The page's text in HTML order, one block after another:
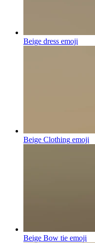
Beige dress emoji
Beige Clothing emoji
Beige Bow tie emoji